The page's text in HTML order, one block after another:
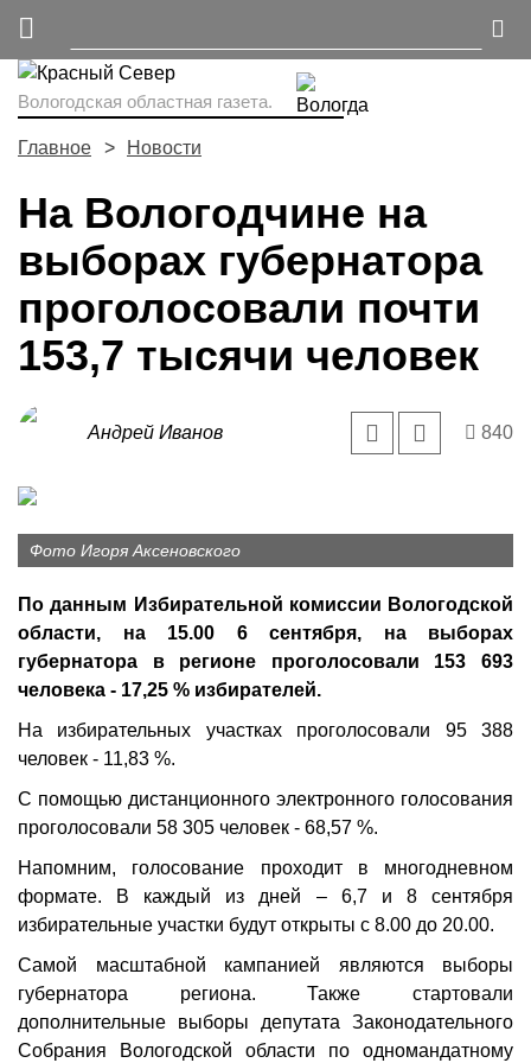
Вологодская областная газета.
Главное Новости
На Вологодчине на
выборах губернатора
проголосовали почти
153,7 тысячи человек
Андрей Иванов 840
Фото Игоря Аксеновского
По данным Избирательной комиссии Вологодской
области, на 15.00 6 сентября, на выборах
губернатора в регионе проголосовали 153 693
человека - 17,25 % избирателей.
На избирательных участках проголосовали 95 388
человек - 11,83 %.
С помощью дистанционного электронного голосования
проголосовали 58 305 человек - 68,57 %.
Напомним, голосование проходит в многодневном
формате. В каждый из дней – 6,7 и 8 сентября
избирательные участки будут открыты с 8.00 до 20.00.
Самой масштабной кампанией являются выборы
губернатора региона. Также стартовали
дополнительные выборы депутата Законодательного
Собрания Вологодской области по одномандатному